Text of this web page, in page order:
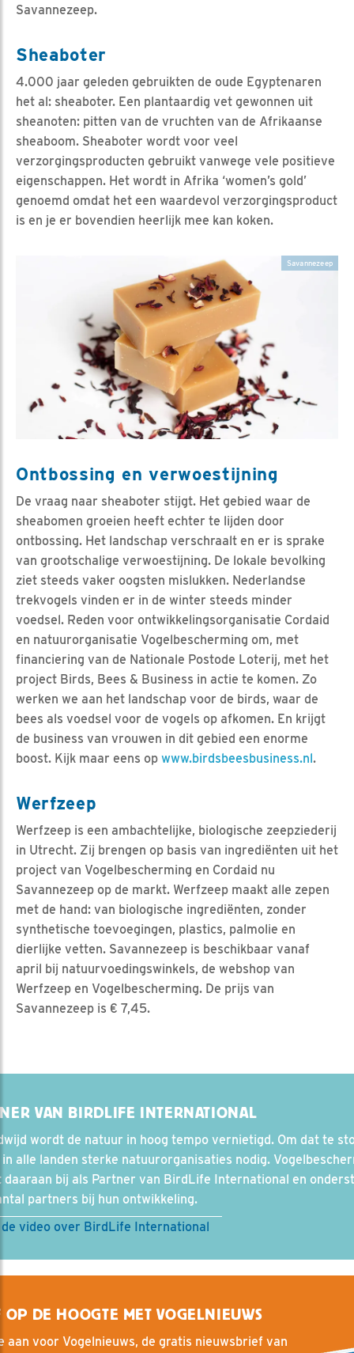
Savannezeep.
Sheaboter
4.000 jaar geleden gebruikten de oude Egyptenaren
het al: sheaboter. Een plantaardig vet gewonnen uit
sheanoten: pitten van de vruchten van de Afrikaanse
sheaboom. Sheaboter wordt voor veel
verzorgingsproducten gebruikt vanwege vele positieve
eigenschappen. Het wordt in Afrika ‘women’s gold’
genoemd omdat het een waardevol verzorgingsproduct
is en je er bovendien heerlijk mee kan koken.
Savannezeep
Ontbossing en verwoestijning
De vraag naar sheaboter stijgt. Het gebied waar de
sheabomen groeien heeft echter te lijden door
ontbossing. Het landschap verschraalt en er is sprake
van grootschalige verwoestijning. De lokale bevolking
ziet steeds vaker oogsten mislukken. Nederlandse
trekvogels vinden er in de winter steeds minder
voedsel. Reden voor ontwikkelingsorganisatie Cordaid
en natuurorganisatie Vogelbescherming om, met
financiering van de Nationale Postode Loterij, met het
project Birds, Bees & Business in actie te komen. Zo
werken we aan het landschap voor de birds, waar de
bees als voedsel voor de vogels op afkomen. En krijgt
de business van vrouwen in dit gebied een enorme
boost. Kijk maar eens op www.birdsbeesbusiness.nl.
Werfzeep
Werfzeep is een ambachtelijke, biologische zeepziederij
in Utrecht. Zij brengen op basis van ingrediënten uit het
project van Vogelbescherming en Cordaid nu
Savannezeep op de markt. Werfzeep maakt alle zepen
met de hand: van biologische ingrediënten, zonder
synthetische toevoegingen, plastics, palmolie en
dierlijke vetten. Savannezeep is beschikbaar vanaf
april bij natuurvoedingswinkels, de webshop van
Werfzeep en Vogelbescherming. De prijs van
Savannezeep is € 7,45.
VAN BIRDLIFE INTERNATIONAL
wordt de natuur in hoog tempo vernietigd. Om dat te
alle landen sterke natuurorganisaties nodig.
daaraan bij als Partner van BirdLife International en
partners bij hun ontwikkeling.
video over BirdLife International
OP DE HOOGTE MET VOGELNIEUWS
aan voor Vogelnieuws, de gratis nieuwsbrief van